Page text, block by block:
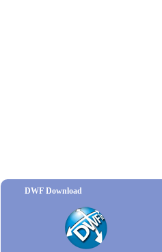
DWF Download